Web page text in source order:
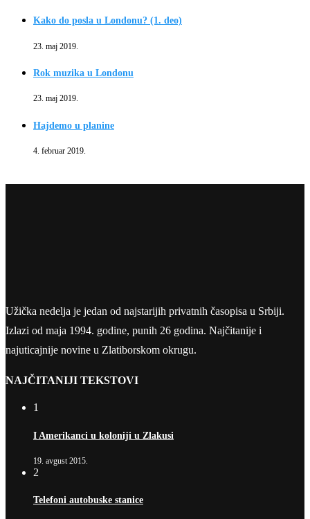
Kako do posla u Londonu? (1. deo)
23. maj 2019.
Rok muzika u Londonu
23. maj 2019.
Hajdemo u planine
4. februar 2019.
Užička nedelja je jedan od najstarijih privatnih časopisa u Srbiji.
Izlazi od maja 1994. godine, punih 26 godina. Najčitanije i
najuticajnije novine u Zlatiborskom okrugu.
NAJČITANIJI TEKSTOVI
1
I Amerikanci u koloniji u Zlakusi
19. avgust 2015.
2
Telefoni autobuske stanice